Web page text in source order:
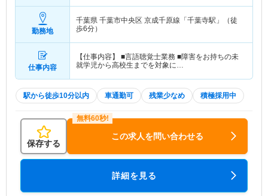
勤務地
千葉県 千葉市中央区 京成千原線「千葉寺駅」（徒
歩6分）
仕事内容
【仕事内容】 ■言語聴覚士業務 ■障害をお持ちの未
就学児から高校生までを対象に…
駅から徒歩10分以内 車通勤可 残業少なめ 積極採用中
保存する
この求人を問い合わせる
詳細を見る